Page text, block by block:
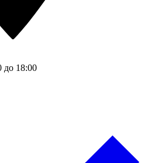
до 18:00